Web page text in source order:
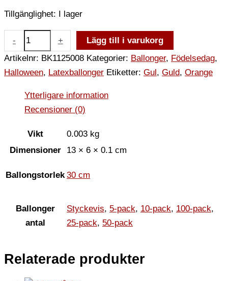
Tillgänglighet: I lager
- +
Lägg till i varukorg
Artikelnr: BK1125008 Kategorier: Ballonger, Födelsedag,
Halloween, Latexballonger Etiketter: Gul , Guld, Orange
Ytterligare information
Recensioner (0)
Vikt
0.003 kg
Dimensioner
13 × 6 × 0.1 cm
Ballongstorlek 30 cm
Ballonger
antal
Styckevis, 5-pack, 10-pack, 100-pack,
25-pack, 50-pack
Relaterade produkter